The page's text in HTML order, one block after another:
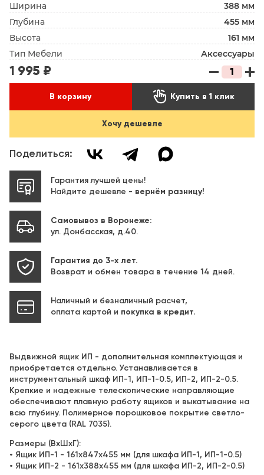
Ширина
388 мм
Глубина
455 мм
Высота
161 мм
Тип Мебели
Аксессуары
1 995 ₽
В корзину  Купить в 1 клик
Хочу дешевле
Поделиться:
Гарантия лучшей цены!
Найдите дешевле - вернём разницу!
Самовывоз в Воронеже:
ул. Донбасская, д.40.
Гарантия до 3-х лет.
Возврат и обмен товара в течение 14 дней.
Наличный и безналичный расчет,
оплата картой и покупка в кредит.
Выдвижной ящик ИП - дополнительная комплектующая и
приобретается отдельно. Устанавливается в
инструментальный шкаф ИП-1, ИП-1-0.5, ИП-2, ИП-2-0.5.
Крепкие и надежные телескопические направляющие
обеспечивают плавную работу ящиков и выкатывание на
всю глубину. Полимерное порошковое покрытие светло-
серого цвета (RAL 7035).
Размеры (ВхШхГ):
• Ящик ИП-1 - 161х847х455 мм (для шкафа ИП-1, ИП-1-0.5)
• Ящик ИП-2 - 161х388х455 мм (для шкафа ИП-2, ИП-2-0.5)